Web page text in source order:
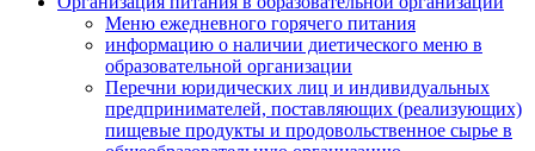
Меню ежедневного горячего питания
информацию о наличии диетического меню в
образовательной организации
Перечни юридических лиц и индивидуальных
предпринимателей, поставляющих (реализующих)
пищевые продукты и продовольственное сырье в